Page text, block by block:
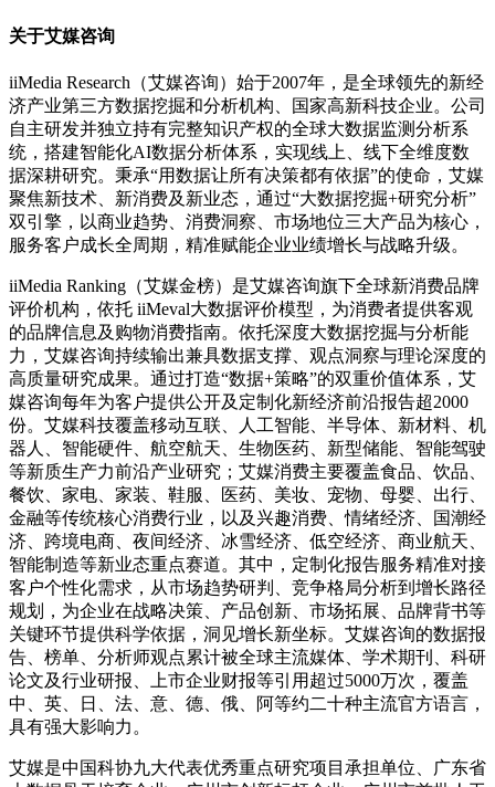
关于艾媒咨询
iiMedia Research（艾媒咨询）始于2007年，是全球领先的新经
济产业第三方数据挖掘和分析机构、国家高新科技企业。公司
自主研发并独立持有完整知识产权的全球大数据监测分析系
统，搭建智能化AI数据分析体系，实现线上、线下全维度数
据深耕研究。秉承“用数据让所有决策都有依据”的使命，艾媒
聚焦新技术、新消费及新业态，通过“大数据挖掘+研究分析”
双引擎，以商业趋势、消费洞察、市场地位三大产品为核心，
服务客户成长全周期，精准赋能企业业绩增长与战略升级。
iiMedia Ranking（艾媒金榜）是艾媒咨询旗下全球新消费品牌
评价机构，依托 iiMeval大数据评价模型，为消费者提供客观
的品牌信息及购物消费指南。依托深度大数据挖掘与分析能
力，艾媒咨询持续输出兼具数据支撑、观点洞察与理论深度的
高质量研究成果。通过打造“数据+策略”的双重价值体系，艾
媒咨询每年为客户提供公开及定制化新经济前沿报告超2000
份。艾媒科技覆盖移动互联、人工智能、半导体、新材料、机
器人、智能硬件、航空航天、生物医药、新型储能、智能驾驶
等新质生产力前沿产业研究；艾媒消费主要覆盖食品、饮品、
餐饮、家电、家装、鞋服、医药、美妆、宠物、母婴、出行、
金融等传统核心消费行业，以及兴趣消费、情绪经济、国潮经
济、跨境电商、夜间经济、冰雪经济、低空经济、商业航天、
智能制造等新业态重点赛道。其中，定制化报告服务精准对接
客户个性化需求，从市场趋势研判、竞争格局分析到增长路径
规划，为企业在战略决策、产品创新、市场拓展、品牌背书等
关键环节提供科学依据，洞见增长新坐标。艾媒咨询的数据报
告、榜单、分析师观点累计被全球主流媒体、学术期刊、科研
论文及行业研报、上市企业财报等引用超过5000万次，覆盖
中、英、日、法、意、德、俄、阿等约二十种主流官方语言，
具有强大影响力。
艾媒是中国科协九大代表优秀重点研究项目承担单位、广东省